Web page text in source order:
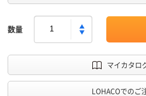
数量
マイカタロ
LOHACOでのご